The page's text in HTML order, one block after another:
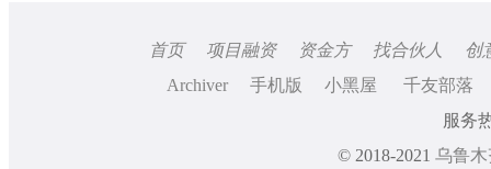
首页 项目融资 资金方 找合伙人
创
Archiver
手机版 小黑屋
千友部落
服务
© 2018-2021 乌鲁